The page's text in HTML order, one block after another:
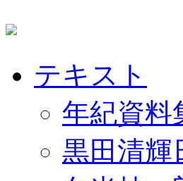
テキスト
年紀資料
黒田清輝